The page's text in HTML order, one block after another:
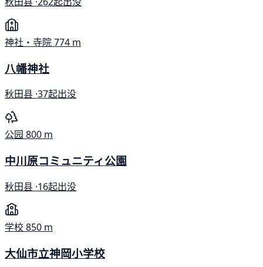
神社・寺院774 m
八幡神社
秋田县 ·37起出没
公园 800 m
中川原コミュニティ公園
秋田县 ·16起出没
学校850 m
大仙市立神岡小学校